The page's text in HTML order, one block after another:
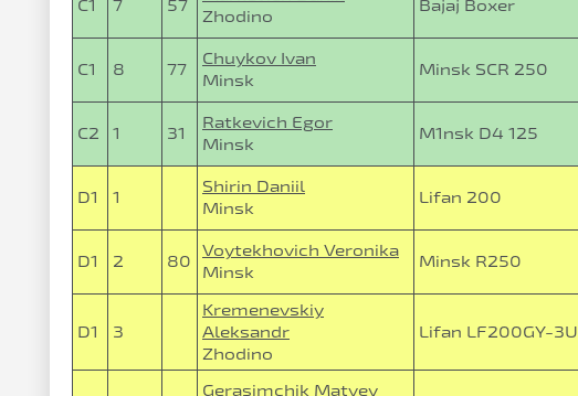
C1 7 57
Zhodino
Bajaj Boxer
C1 8 77
Chuykov Ivan
Minsk
Minsk SCR 250
C2 1 31
Ratkevich Egor
Minsk
M1nsk D4 125
D1 1
Shirin Daniil
Minsk
Lifan 200
D1 2 80
Voytekhovich Veronika
Minsk
Minsk R250
D1 3
Kremenevskiy
Aleksandr
Zhodino
Lifan LF200GY-3U
Gerasimchik Matvey